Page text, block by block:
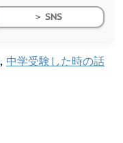
＞ SNS
, 中学受験した時の話